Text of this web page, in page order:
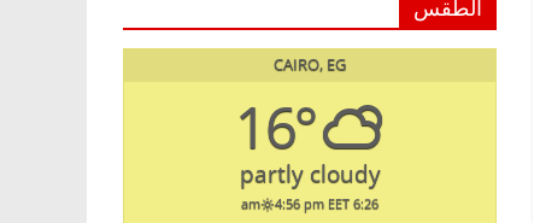
الطقس
CAIRO, EG
16°
partly cloudy
6:26 am
4:56 pm EET